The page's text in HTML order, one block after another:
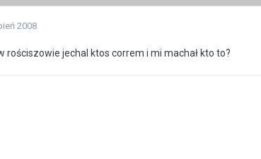
2008
rościszowie jechal ktos correm i mi machał kto to?